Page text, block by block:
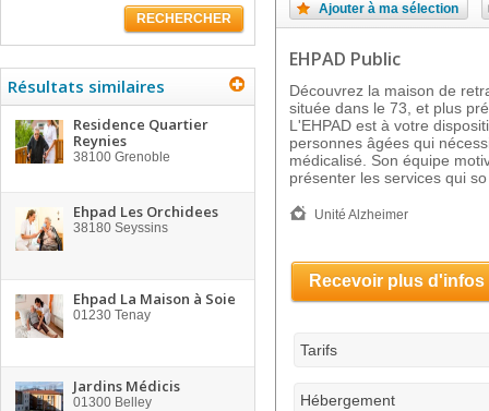
RECHERCHER
Résultats similaires
Residence Quartier
Reynies
38100 Grenoble
Ehpad Les Orchidees
38180 Seyssins
Ehpad La Maison à Soie
01230 Tenay
Jardins Médicis
01300 Belley
Ajouter à ma sélection
EHPAD Public
Découvrez la maison de
située dans le 73, et plus
L'EHPAD est à votre
personnes âgées qui
médicalisé. Son équipe
présenter les services qui so
Unité Alzheimer
Recevoir plus d'infos
Tarifs
Hébergement